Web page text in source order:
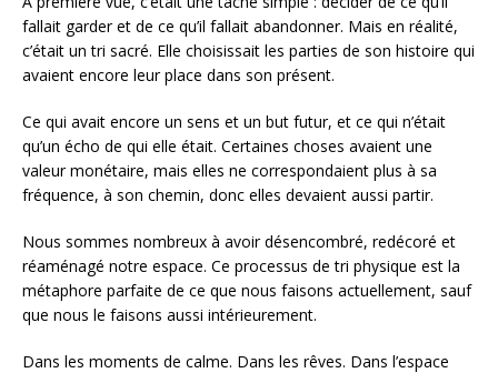
fallait garder et de ce qu’il fallait abandonner. Mais en réalité,
c’était un tri sacré. Elle choisissait les parties de son histoire qui
avaient encore leur place dans son présent.
Ce qui avait encore un sens et un but futur, et ce qui n’était
qu’un écho de qui elle était. Certaines choses avaient une
valeur monétaire, mais elles ne correspondaient plus à sa
fréquence, à son chemin, donc elles devaient aussi partir.
Nous sommes nombreux à avoir désencombré, redécoré et
réaménagé notre espace. Ce processus de tri physique est la
métaphore parfaite de ce que nous faisons actuellement, sauf
que nous le faisons aussi intérieurement.
Dans les moments de calme. Dans les rêves. Dans l’espace